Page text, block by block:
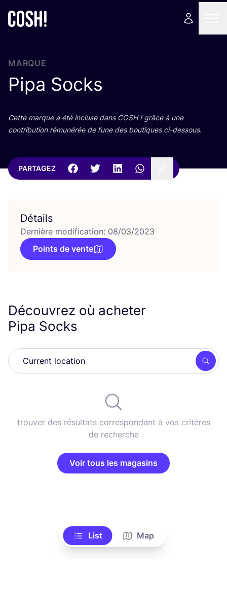
MARQUE
Pipa Socks
Cette marque a été incluse dans COSH! grâce à une
contri­bu­tion rému­né­rée de l’une des bou­tiques ci-dessous.
PARTAGEZ
Détails
Dernière modification: 08/03/2023
Points de vente
Découvrez où acheter
Pipa Socks
trouver des résultats correspondant à vos critères
de recherche
Voir tous les magasins
List Map